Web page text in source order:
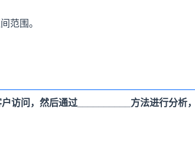
范围。
访问，然后通过__________方法进行分析